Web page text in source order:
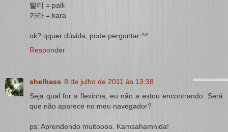
빨리 = palli
카라 = kara
ok? qquer dúvida, pode perguntar ^^
Responder
shelhass 8 de julho de 2011 às 13:38
Seja qual for a flexinha, eu não a estou encontrando. Será
que não aparece no meu navegador?
ps: Aprendendo muitoooo. Kamsahamnida!